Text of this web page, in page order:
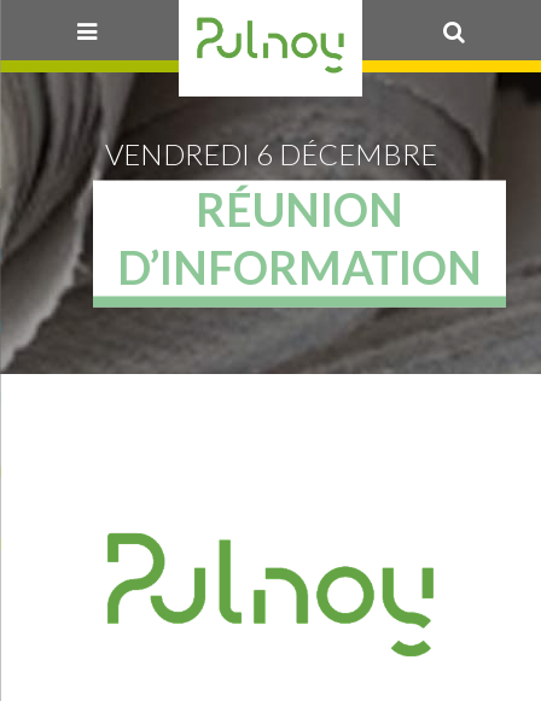
VENDREDI 6 DÉCEMBRE
RÉUNION
D’INFORMATION